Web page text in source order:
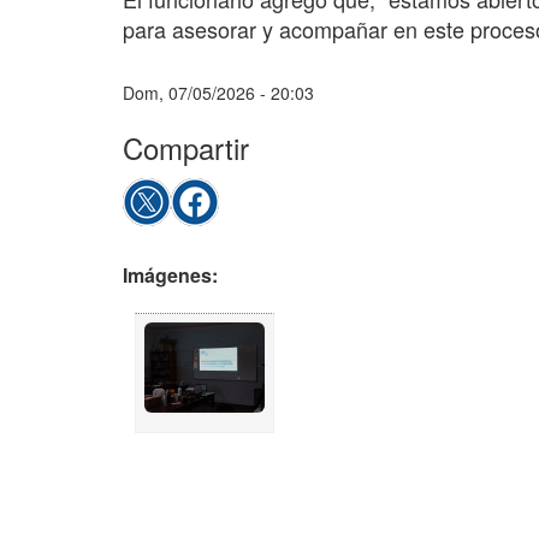
para asesorar y acompañar en este
Dom, 07/05/2026 - 20:03
Compartir
Imágenes: